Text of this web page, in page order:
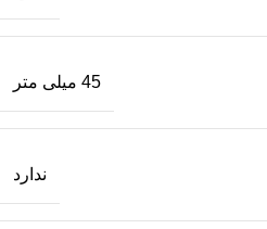
45 میلی متر
ندارد